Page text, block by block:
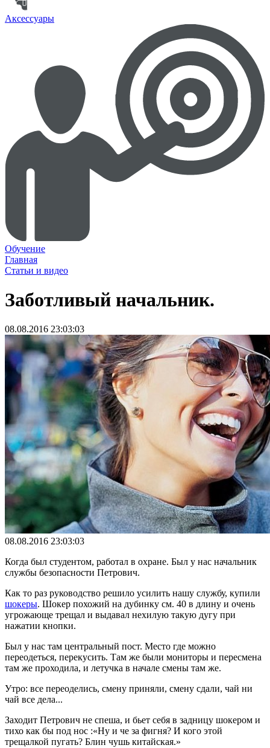
Аксессуары
Обучение
Главная
Статьи и видео
Заботливый начальник.
08.08.2016 23:03:03
08.08.2016 23:03:03
Когда был студентом, работал в охране. Был у нас начальник
службы безопасности Петрович.
Как то раз руководство решило усилить нашу службу, купили
шокеры. Шокер похожий на дубинку см. 40 в длину и очень
угрожающе трещал и выдавал нехилую такую дугу при
нажатии кнопки.
Был у нас там центральный пост. Место где можно
переодеться, перекусить. Там же были мониторы и пересмена
там же проходила, и летучка в начале смены там же.
Утро: все переоделись, смену приняли, смену сдали, чай ни
чай все дела...
Заходит Петрович не спеша, и бьет себя в задницу шокером и
тихо как бы под нос :«Ну и че за фигня? И кого этой
трещалкой пугать? Блин чушь китайская.»